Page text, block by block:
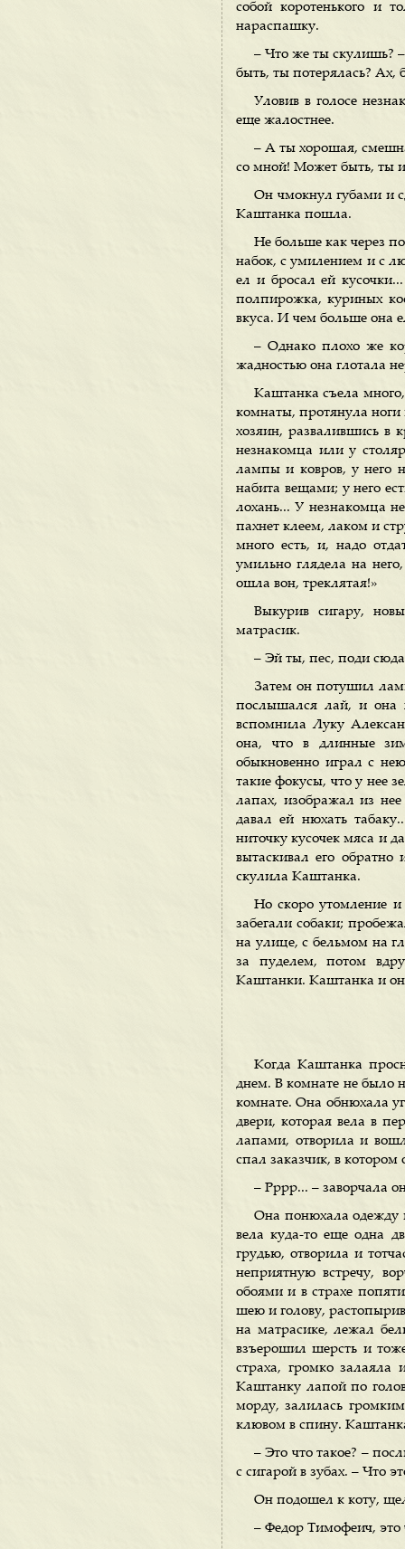
собой коротенького и
нараспашку.
– Что же ты скулишь?
быть, ты потерялась? Ах,
Уловив в голосе
еще жалостнее.
– А ты хорошая,
со мной! Может быть, ты
Он чмокнул губами и
Каштанка пошла.
Не больше как через
набок, с умилением и с
ел и бросал ей
полпирожка, куриных
вкуса. И чем больше она
– Однако плохо же
жадностью она глотала
Каштанка съела много,
комнаты, протянула ноги
хозяин, развалившись в
незнакомца или у
лампы и ковров, у него
набита вещами; у него
лохань... У незнакомца
пахнет клеем, лаком и
много есть, и, надо
умильно глядела на
ошла вон, треклятая!»
Выкурив сигару,
матрасик.
– Эй ты, пес, поди
Затем он потушил
послышался лай, и она
вспомнила Луку
она, что в длинные
обыкновенно играл с
такие фокусы, что у нее
лапах, изображал из нее
давал ей нюхать
ниточку кусочек мяса и
вытаскивал его
скулила Каштанка.
Но скоро утомление и
забегали собаки;
на улице, с бельмом на
за пуделем, потом
Каштанки. Каштанка и
Когда Каштанка
днем. В комнате не было
комнате. Она обнюхала
двери, которая вела в
лапами, отворила и
спал заказчик, в
– Рррр... – заворчала
Она понюхала одежду
вела куда-то еще одна
грудью, отворила и
неприятную встречу,
обоями и в страхе
шею и голову,
на матрасике, лежал
взъерошил шерсть и
страха, громко
Каштанку лапой по
морду, залилась
клювом в спину.
– Это что такое? –
с сигарой в зубах. – Что
Он подошел к коту,
– Федор Тимофеич, это